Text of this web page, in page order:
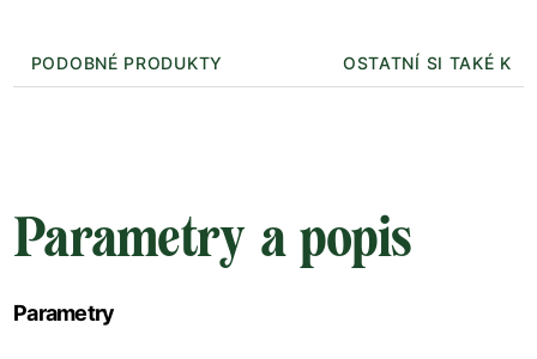
PODOBNÉ PRODUKTY OSTATNÍ SI TAKÉ
Parametry a popis
Parametry